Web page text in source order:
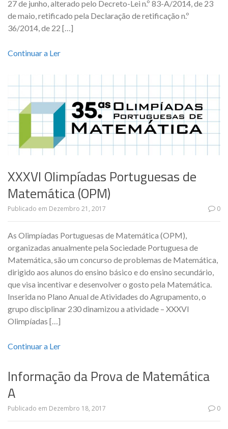
27 de junho, alterado pelo Decreto-Lei n.º 83-A/2014, de 23
de maio, retificado pela Declaração de retificação n.º
36/2014, de 22 […]
Continuar a Ler
XXXVI Olimpíadas Portuguesas de
Matemática (OPM)
Publicado em Dezembro 21, 2017 0
As Olimpíadas Portuguesas de Matemática (OPM),
organizadas anualmente pela Sociedade Portuguesa de
Matemática, são um concurso de problemas de Matemática,
dirigido aos alunos do ensino básico e do ensino secundário,
que visa incentivar e desenvolver o gosto pela Matemática.
Inserida no Plano Anual de Atividades do Agrupamento, o
grupo disciplinar 230 dinamizou a atividade – XXXVI
Olimpíadas […]
Continuar a Ler
Informação da Prova de Matemática
A
Publicado em Dezembro 18, 2017 0